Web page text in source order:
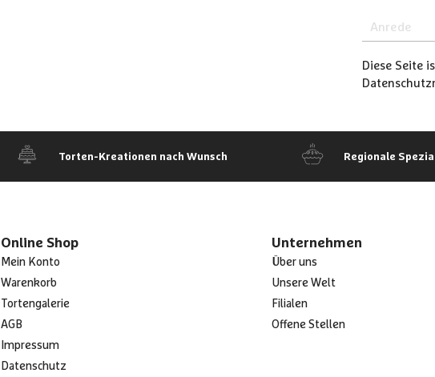
Diese Seite
Torten-Kreationen nach Wunsch Regionale
Online Shop
Mein Konto
Warenkorb
Tortengalerie
AGB
Impressum
Datenschutz
Unternehmen
Über uns
Unsere Welt
Filialen
Offene Stellen